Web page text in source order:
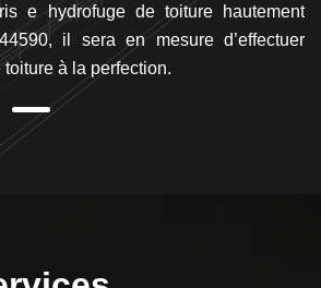
e hydrofuge de toiture hautement
il sera en mesure d’effectuer
toiture à la perfection.